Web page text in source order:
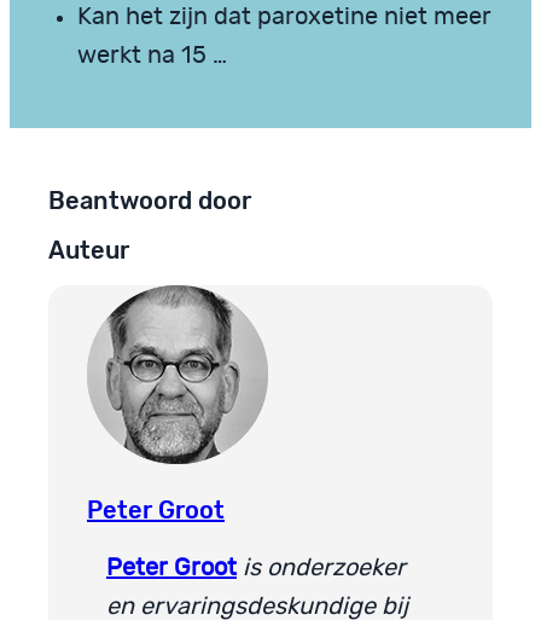
Kan het zijn dat paroxetine niet meer
werkt na 15 …
Beantwoord door
Auteur
Peter Groot
Peter Groot is onderzoeker
en ervaringsdeskundige bij